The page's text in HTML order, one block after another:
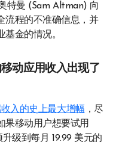
特曼 (Sam Altman) 向
流程的不准确信息，并
金的情况。
动应用收入出现了
入的史上最大增幅 ，尽
果移动用户想要试用
级到每月 19.99 美元的